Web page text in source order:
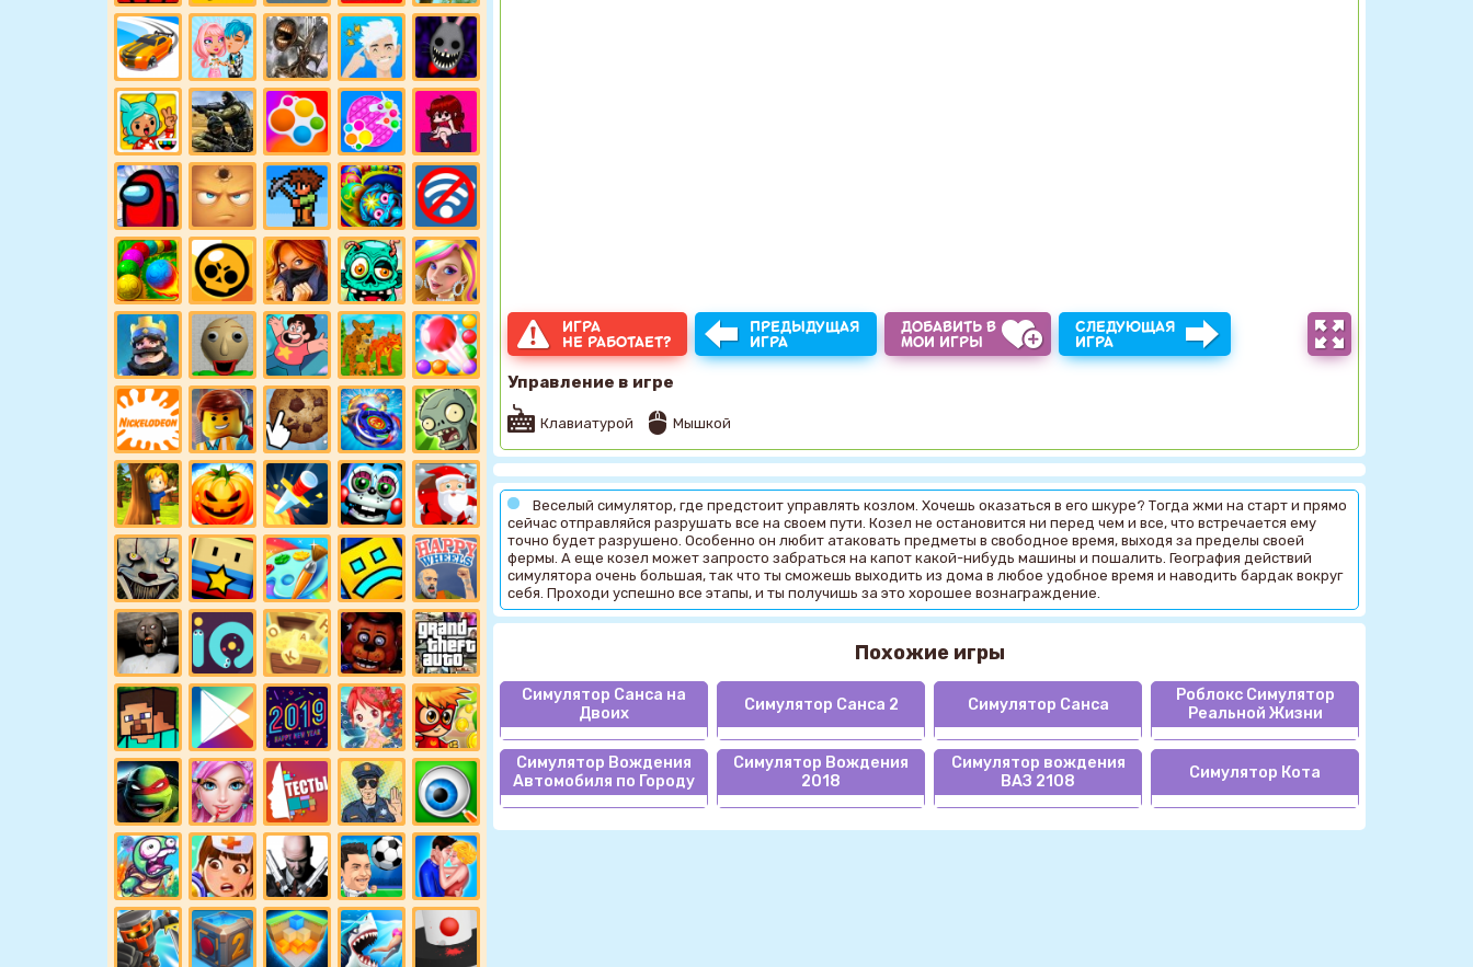
ИГРА
НЕ РАБОТАЕТ?
ПРЕДЫДУЩАЯ
ИГРА
ДОБАВИТЬ В
МОИ ИГРЫ
СЛЕДУЮЩАЯ
ИГРА
Управление в игре
Клавиатурой Мышкой
Веселый симулятор, где предстоит управлять козлом. Хочешь оказаться в его шкуре? Тогда жми на старт и прямо
сейчас отправляйся разрушать все на своем пути. Козел не остановится ни перед чем и все, что встречается ему
точно будет разрушено. Особенно он любит атаковать предметы в свободное время, выходя за пределы своей
фермы. А еще козел может запросто забраться на капот какой-нибудь машины и пошалить. География действий
симулятора очень большая, так что ты сможешь выходить из дома в любое удобное время и наводить бардак вокруг
себя. Проходи успешно все этапы, и ты получишь за это хорошее вознаграждение.
Похожие игры
Симулятор Санса на
Двоих
Симулятор Санса 2 Симулятор Санса
Роблокс Симулятор
Реальной Жизни
Симулятор Вождения
Автомобиля по Городу
Симулятор Вождения
2018
Симулятор вождения
ВАЗ 2108
Симулятор Кота